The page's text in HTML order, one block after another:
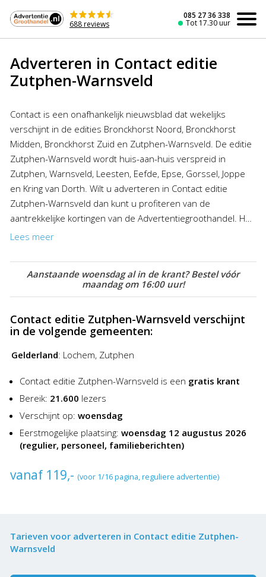
de
inhoud
688 reviews
085 27 36 338
Tot 17.30 uur
Adverteren in Contact editie
Zutphen-Warnsveld
Contact is een onafhankelijk nieuwsblad dat wekelijks
verschijnt in de edities Bronckhorst Noord, Bronckhorst
Midden, Bronckhorst Zuid en Zutphen-Warnsveld. De editie
Zutphen-Warnsveld wordt huis-aan-huis verspreid in
Zutphen, Warnsveld, Leesten, Eefde, Epse, Gorssel, Joppe
en Kring van Dorth. Wilt u adverteren in Contact editie
Zutphen-Warnsveld dan kunt u profiteren van de
aantrekkelijke kortingen van de Advertentiegroothandel. Het
plaatsen van een advertentie in Contact was nog nooit zo
Lees meer
Aanstaande woensdag al in de krant? Bestel vóór
maandag om 16:00 uur!
Contact editie Zutphen-Warnsveld verschijnt
in de volgende gemeenten:
Gelderland: Lochem, Zutphen
Contact editie Zutphen-Warnsveld is een gratis krant
Bereik: 21.600 lezers
Verschijnt op: woensdag
Eerstmogelijke plaatsing: woensdag 12 augustus 2026
(regulier, personeel, familieberichten)
vanaf 119,- (voor 1/16 pagina, reguliere advertentie)
Tarieven voor adverteren in Contact editie Zutphen-
Warnsveld